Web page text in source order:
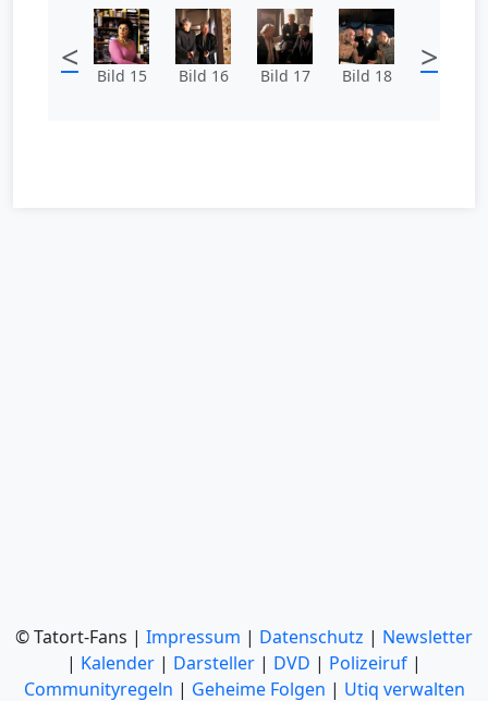
< Bild 15 Bild 16 Bild 17 Bild 18 >
© Tatort-Fans | Impressum | Datenschutz | Newsletter
| Kalender | Darsteller | DVD | Polizeiruf |
Communityregeln | Geheime Folgen | Utiq verwalten